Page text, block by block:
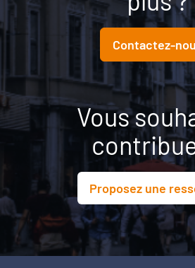
Contactez-
Vous
Proposez une